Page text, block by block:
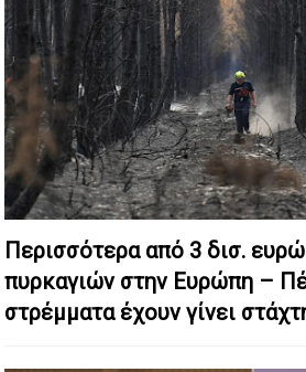
Περισσότερα από 3 δισ.
πυρκαγιών στην Ευρώπη –
στρέμματα έχουν γίνει